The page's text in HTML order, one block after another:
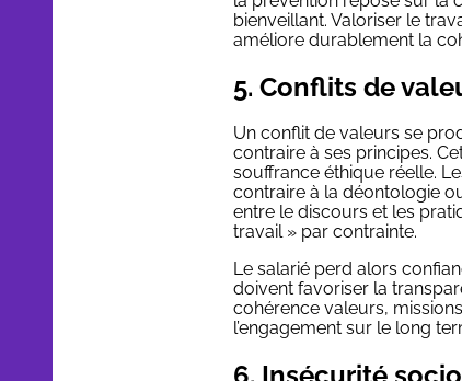
bienveillant. Valoriser le
améliore durablement la
5. Conflits de
Un conflit de valeurs se
contraire à ses principes.
souffrance éthique réelle.
contraire à la déontologie
entre le discours et les
travail » par contrainte.
Le salarié perd alors
doivent favoriser la
cohérence valeurs,
l’engagement sur le long